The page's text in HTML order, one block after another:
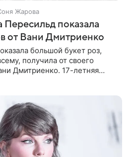
Жарова
Пересильд показала
от Вани Дмитриенко
большой букет роз,
получилa от своего
Дмитриенко. 17-летняя